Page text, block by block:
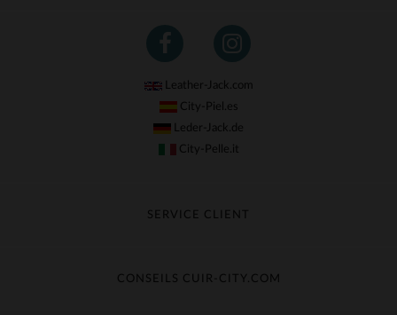
Leather-Jack.com
City-Piel.es
Leder-Jack.de
City-Pelle.it
SERVICE CLIENT
Échange & Remboursement
CONSEILS CUIR-CITY.COM